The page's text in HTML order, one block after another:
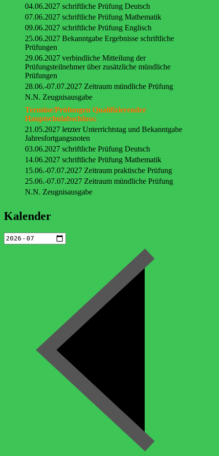
04.06.2027 schriftliche Prüfung Deutsch
07.06.2027 schriftliche Prüfung Mathematik
09.06.2027 schriftliche Prüfung Englisch
25.06.2027 Bekanntgabe Ergebnisse schriftliche
Prüfungen
29.06.2027 verbindliche Mitteilung der
Prüfungsteilnehmer über zusätzliche mündliche
Prüfungen
28.06.-07.07.2027 Zeitraum mündliche Prüfung
N.N. Zeugnisausgabe
Termine/Prüfungen Qualifizierender
Hauptschulabschluss:
21.05.2027 letzter Unterrichtstag und Bekanntgabe
Jahresfortgangsnoten
03.06.2027 schriftliche Prüfung Deutsch
14.06.2027 schriftliche Prüfung Mathematik
15.06.-07.07.2027 Zeitraum praktische Prüfung
25.06.-07.07.2027 Zeitraum mündliche Prüfung
N.N. Zeugnisausgabe
Kalender